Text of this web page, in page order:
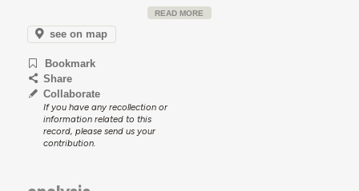
sede é composto por “serviços de secretaria,
consultório médico, sala da Direção, salão recreativo,
sala de arrumações e instalações sanitárias.”
READ MORE
see on map
Bookmark
Share
Collaborate
If you have any recollection or
information related to this
record, please send us your
contribution.